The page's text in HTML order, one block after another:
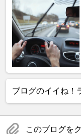
ブログのイイね！
このブログを